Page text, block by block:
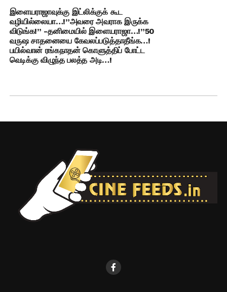
இளையராஜாவுக்கு இட்லிக்குக் கூட
வழியில்லையா…!”அவரை அவராக இருக்க
விடுங்க!” -தனிமையில் இளையராஜா…!”50
வருஷ சாதனையை கேவலப்படுத்தாதீங்க…!
பயில்வான் ரங்கநாதன் கொளுத்திப் போட்ட
வெடிக்கு விழுந்த பலத்த அடி…!